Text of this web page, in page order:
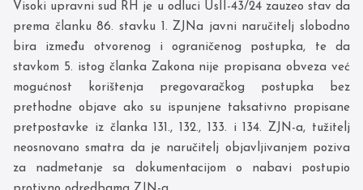
Visoki upravni sud RH je u odluci UsII-43/24 zauzeo stav da
prema članku 86. stavku 1. ZJNa javni naručitelj slobodno
bira između otvorenog i ograničenog postupka, te da
stavkom 5. istog članka Zakona nije propisana obveza već
mogućnost korištenja pregovaračkog postupka bez
prethodne objave ako su ispunjene taksativno propisane
pretpostavke iz članka 131., 132., 133. i 134. ZJN-a, tužitelj
neosnovano smatra da je naručitelj objavljivanjem poziva
za nadmetanje sa dokumentacijom o nabavi postupio